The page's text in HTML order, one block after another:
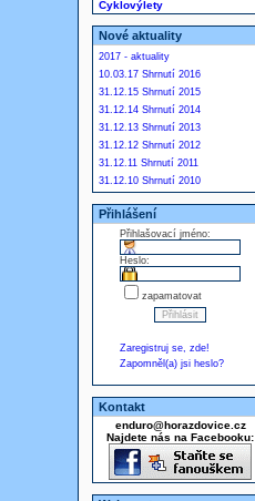
Cyklovýlety
Nové aktuality
2017 - aktuality
10.03.17 Shrnutí 2016
31.12.15 Shrnutí 2015
31.12.14 Shrnutí 2014
31.12.13 Shrnutí 2013
31.12.12 Shrnutí 2012
31.12.11 Shrnutí 2011
31.12.10 Shrnutí 2010
Přihlášení
Přihlašovací jméno:
Heslo:
zapamatovat
Zaregistruj se, zde!
Zapomněl(a) jsi heslo?
Kontakt
enduro@horazdovice.cz
Najdete nás na Facebooku: